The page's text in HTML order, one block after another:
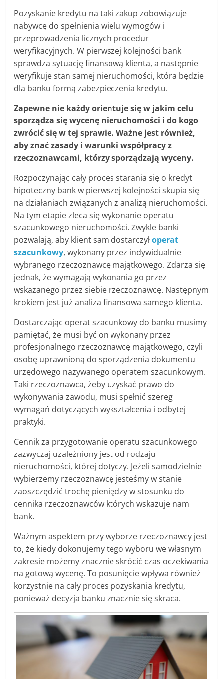
Pozyskanie kredytu na taki zakup zobowiązuje
nabywcę do spełnienia wielu wymogów i
przeprowadzenia licznych procedur
weryfikacyjnych. W pierwszej kolejności bank
sprawdza sytuację finansową klienta, a następnie
weryfikuje stan samej nieruchomości, która będzie
dla banku formą zabezpieczenia kredytu.
Zapewne nie każdy orientuje się w jakim celu
sporządza się wycenę nieruchomości i do kogo
zwrócić się w tej sprawie. Ważne jest również,
aby znać zasady i warunki współpracy z
rzeczoznawcami, którzy sporządzają wyceny.
Rozpoczynając cały proces starania się o kredyt
hipoteczny bank w pierwszej kolejności skupia się
na działaniach związanych z analizą nieruchomości.
Na tym etapie zleca się wykonanie operatu
szacunkowego nieruchomości. Zwykle banki
pozwalają, aby klient sam dostarczyłoperat
szacunkowy, wykonany przez indywidualnie
wybranego rzeczoznawcę majątkowego. Zdarza się
jednak, że wymagają wykonania go przez
wskazanego przez siebie rzeczoznawcę. Następnym
krokiem jest już analiza finansowa samego klienta.
Dostarczając operat szacunkowy do banku musimy
pamiętać, że musi być on wykonany przez
profesjonalnego rzeczoznawcę majątkowego, czyli
osobę uprawnioną do sporządzenia dokumentu
urzędowego nazywanego operatem szacunkowym.
Taki rzeczoznawca, żeby uzyskać prawo do
wykonywania zawodu, musi spełnić szereg
wymagań dotyczących wykształcenia i odbytej
praktyki.
Cennik za przygotowanie operatu szacunkowego
zazwyczaj uzależniony jest od rodzaju
nieruchomości, której dotyczy. Jeżeli samodzielnie
wybierzemy rzeczoznawcę jesteśmy w stanie
zaoszczędzić trochę pieniędzy w stosunku do
cennika rzeczoznawców których wskazuje nam
bank.
Ważnym aspektem przy wyborze rzeczoznawcy jest
to, że kiedy dokonujemy tego wyboru we własnym
zakresie możemy znacznie skrócić czas oczekiwania
na gotową wycenę. To posunięcie wpływa również
korzystnie na cały proces pozyskania kredytu,
ponieważ decyzja banku znacznie się skraca.